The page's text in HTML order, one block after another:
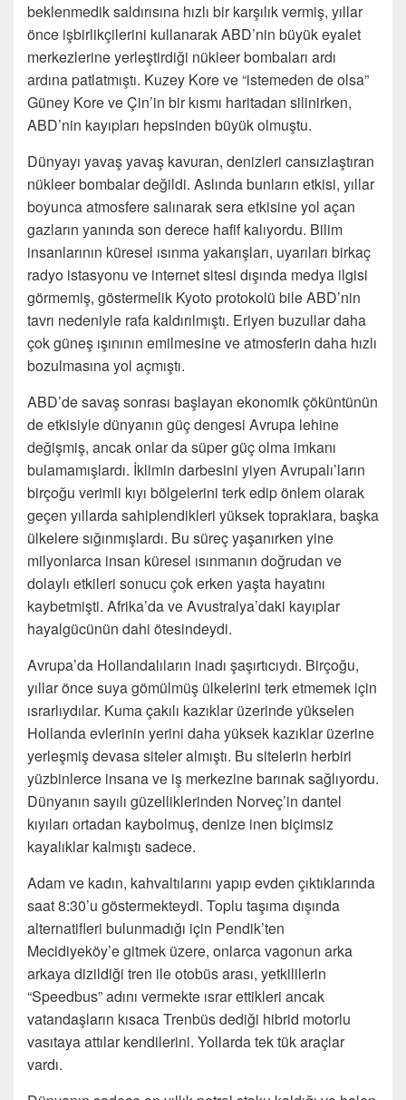
beklenmedik saldırısına hızlı bir karşılık vermiş, yıllar
önce işbirlikçilerini kullanarak ABD’nin büyük eyalet
merkezlerine yerleştirdiği nükleer bombaları ardı
ardına patlatmıştı. Kuzey Kore ve “istemeden de olsa”
Güney Kore ve Çin’in bir kısmı haritadan silinirken,
ABD’nin kayıpları hepsinden büyük olmuştu.
Dünyayı yavaş yavaş kavuran, denizleri cansızlaştıran
nükleer bombalar değildi. Aslında bunların etkisi, yıllar
boyunca atmosfere salınarak sera etkisine yol açan
gazların yanında son derece hafif kalıyordu. Bilim
insanlarının küresel ısınma yakarışları, uyarıları birkaç
radyo istasyonu ve internet sitesi dışında medya ilgisi
görmemiş, göstermelik Kyoto protokolü bile ABD’nin
tavrı nedeniyle rafa kaldırılmıştı. Eriyen buzullar daha
çok güneş ışınının emilmesine ve atmosferin daha hızlı
bozulmasına yol açmıştı.
ABD’de savaş sonrası başlayan ekonomik çöküntünün
de etkisiyle dünyanın güç dengesi Avrupa lehine
değişmiş, ancak onlar da süper güç olma imkanı
bulamamışlardı. İklimin darbesini yiyen Avrupalı’ların
birçoğu verimli kıyı bölgelerini terk edip önlem olarak
geçen yıllarda sahiplendikleri yüksek topraklara, başka
ülkelere sığınmışlardı. Bu süreç yaşanırken yine
milyonlarca insan küresel ısınmanın doğrudan ve
dolaylı etkileri sonucu çok erken yaşta hayatını
kaybetmişti. Afrika’da ve Avustralya’daki kayıplar
hayalgücünün dahi ötesindeydi.
Avrupa’da Hollandalıların inadı şaşırtıcıydı. Birçoğu,
yıllar önce suya gömülmüş ülkelerini terk etmemek için
ısrarlıydılar. Kuma çakılı kazıklar üzerinde yükselen
Hollanda evlerinin yerini daha yüksek kazıklar üzerine
yerleşmiş devasa siteler almıştı. Bu sitelerin herbiri
yüzbinlerce insana ve iş merkezine barınak sağlıyordu.
Dünyanın sayılı güzelliklerinden Norveç’in dantel
kıyıları ortadan kaybolmuş, denize inen biçimsiz
kayalıklar kalmıştı sadece.
Adam ve kadın, kahvaltılarını yapıp evden çıktıklarında
saat 8:30’u göstermekteydi. Toplu taşıma dışında
alternatifleri bulunmadığı için Pendik’ten
Mecidiyeköy’e gitmek üzere, onlarca vagonun arka
arkaya dizildiği tren ile otobüs arası, yetkililerin
“Speedbus” adını vermekte ısrar ettikleri ancak
vatandaşların kısaca Trenbüs dediği hibrid motorlu
vasıtaya attılar kendilerini. Yollarda tek tük araçlar
vardı.